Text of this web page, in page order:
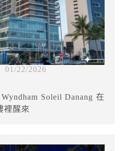
01/22/2026
Soleil Danang 在
裡醒來